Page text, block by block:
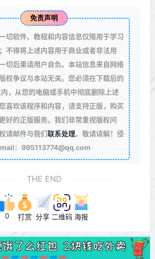
免责声明
切软件、教程和内容信息仅限用于学习
不得将上述内容用于商业或者非法用
切后果请用户自负。本站信息来自网络
权争议与本站无关。您必须在下载后的
，从您的电脑或手机中彻底删除上述
喜欢该程序和内容，请支持正版，购买
好的正版服务。我们非常重视版权问
请邮件与我们联系处理。敬请谅解！侵
：995113774@qq.com
THE END
0 打赏 分享 二维码 海报